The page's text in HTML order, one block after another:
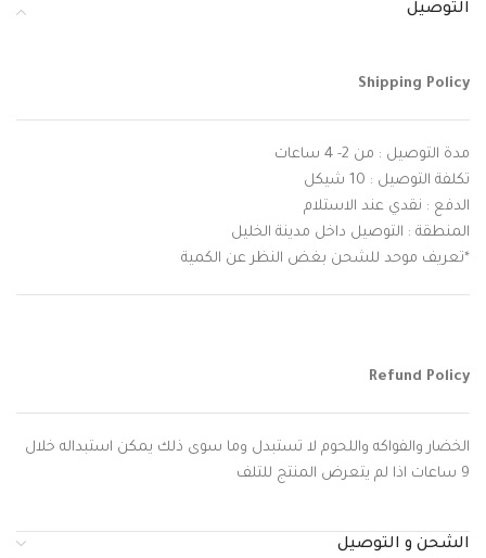
التوصيل
Shipping Policy
مدة التوصيل : من 2- 4 ساعات
تكلفة التوصيل : 10 شيكل
الدفع : نقدي عند الاستلام
المنطقة : التوصيل داخل مدينة الخليل
*تعريف موحد للشحن بغض النظر عن الكمية
Refund Policy
الخضار والفواكه واللحوم لا تستبدل وما سوى ذلك يمكن استبداله خلال
9 ساعات اذا لم يتعرض المنتج للتلف
الشحن و التوصيل